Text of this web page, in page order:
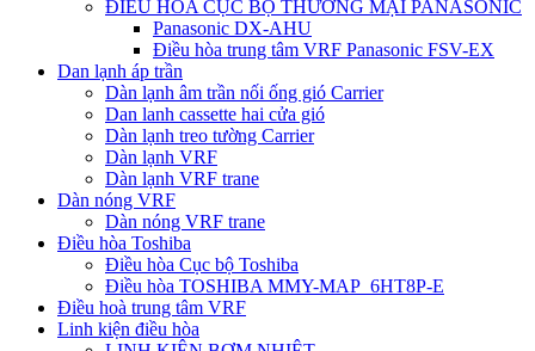
ĐIỀU HÒA CỤC BỘ THƯƠNG MẠI PANASONIC
Panasonic DX-AHU
Điều hòa trung tâm VRF Panasonic FSV-EX
Dan lạnh áp trần
Dàn lạnh âm trần nối ống gió Carrier
Dan lanh cassette hai cửa gió
Dàn lạnh treo tường Carrier
Dàn lạnh VRF
Dàn lạnh VRF trane
Dàn nóng VRF
Dàn nóng VRF trane
Điều hòa Toshiba
Điều hòa Cục bộ Toshiba
Điều hòa TOSHIBA MMY-MAP_6HT8P-E
Điều hoà trung tâm VRF
Linh kiện điều hòa